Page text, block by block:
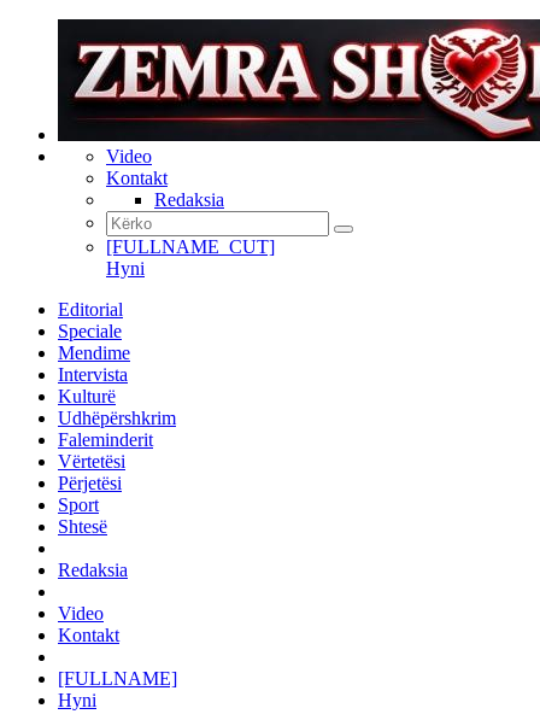
Video
Kontakt
Redaksia
[FULLNAME_CUT]
Hyni
Editorial
Speciale
Mendime
Intervista
Kulturë
Udhëpërshkrim
Faleminderit
Vërtetësi
Përjetësi
Sport
Shtesë
Redaksia
Video
Kontakt
[FULLNAME]
Hyni